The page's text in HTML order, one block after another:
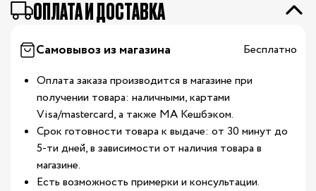
ОПЛАТА И ДОСТАВКА
Самовывоз из магазина
Бесплатно
Оплата заказа производится в магазине при
получении товара: наличными, картами
Visa/mastercard, а также МА Кешбэком.
Срок готовности товара к выдаче: от 30 минут до
5-ти дней, в зависимости от наличия товара в
магазине.
Есть возможность примерки и консультации.